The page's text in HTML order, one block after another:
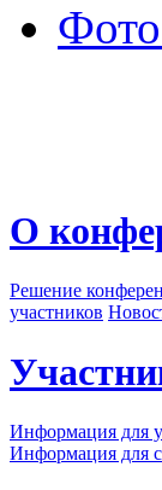
О
Решение
участников
Информация для
Информация для